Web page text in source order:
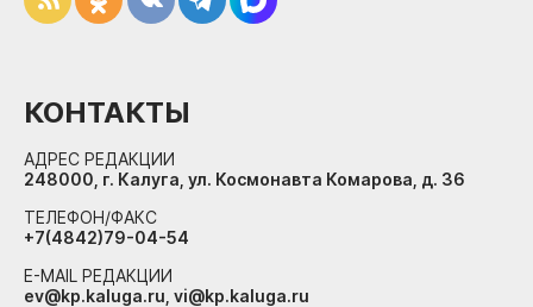
КОНТАКТЫ
АДРЕС РЕДАКЦИИ
248000, г. Калуга, ул. Космонавта Комарова, д. 36
ТЕЛЕФОН/ФАКС
+7(4842)79-04-54
E-MAIL РЕДАКЦИИ
ev@kp.kaluga.ru, vi@kp.kaluga.ru